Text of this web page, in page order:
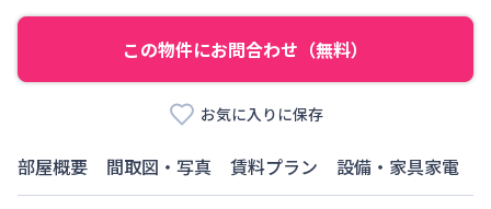
この物件にお問合わせ（無料）
お気に入りに保存
部屋概要 間取図・写真 賃料プラン 設備・家具家電